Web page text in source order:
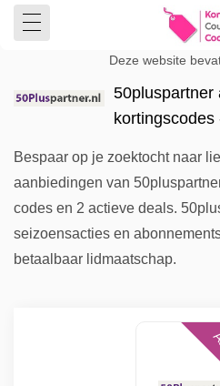
Deze website
50pluspartner
Bespaar op je zoektocht naar
aanbiedingen van
codes en 2 actieve deals.
seizoensacties en
betaalbaar lidmaatschap.